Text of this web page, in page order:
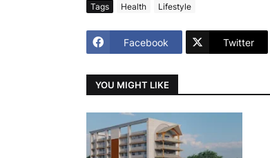
Tags Health Lifestyle
Facebook Twitter
YOU MIGHT LIKE